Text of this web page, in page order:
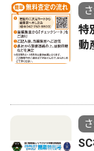
特
動